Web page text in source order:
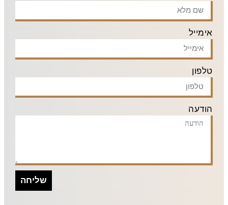
אימייל
טלפון
הודעה
שליחה